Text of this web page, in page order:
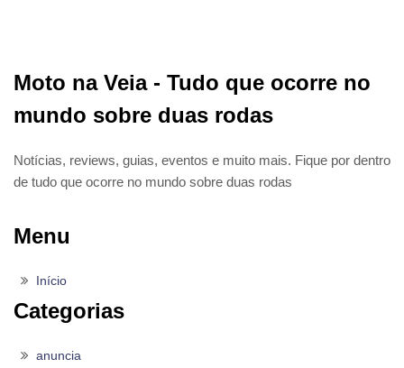
Moto na Veia - Tudo que ocorre no
mundo sobre duas rodas
Notícias, reviews, guias, eventos e muito mais. Fique por dentro
de tudo que ocorre no mundo sobre duas rodas
Menu
Início
Categorias
anuncia